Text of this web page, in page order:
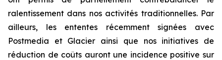
ralentissement dans nos activités traditionnelles. Par
ailleurs, les ententes récemment signées avec
Postmedia et Glacier ainsi que nos initiatives de
réduction de coûts auront une incidence positive sur